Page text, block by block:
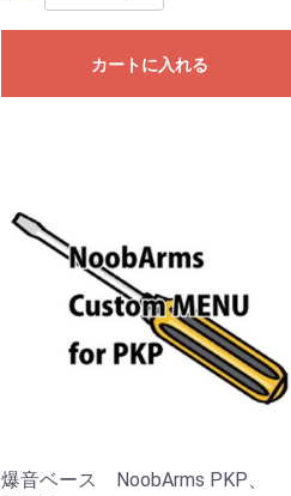
カートに入れる
爆音ベース NoobArms PKP、